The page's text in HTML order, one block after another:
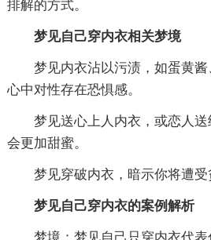
排解的方式。
梦见自己穿内衣相关梦境
梦见内衣沾以污渍，如蛋黄酱
心中对性存在恐惧感。
梦见送心上人内衣，或恋人送
会更加甜蜜。
梦见穿破内衣，暗示你将遭受
梦见自己穿内衣的案例解析
梦境：梦见自己只穿内衣代表